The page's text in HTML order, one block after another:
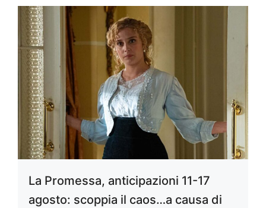
La Promessa, anticipazioni 11-17
agosto: scoppia il caos…a causa di